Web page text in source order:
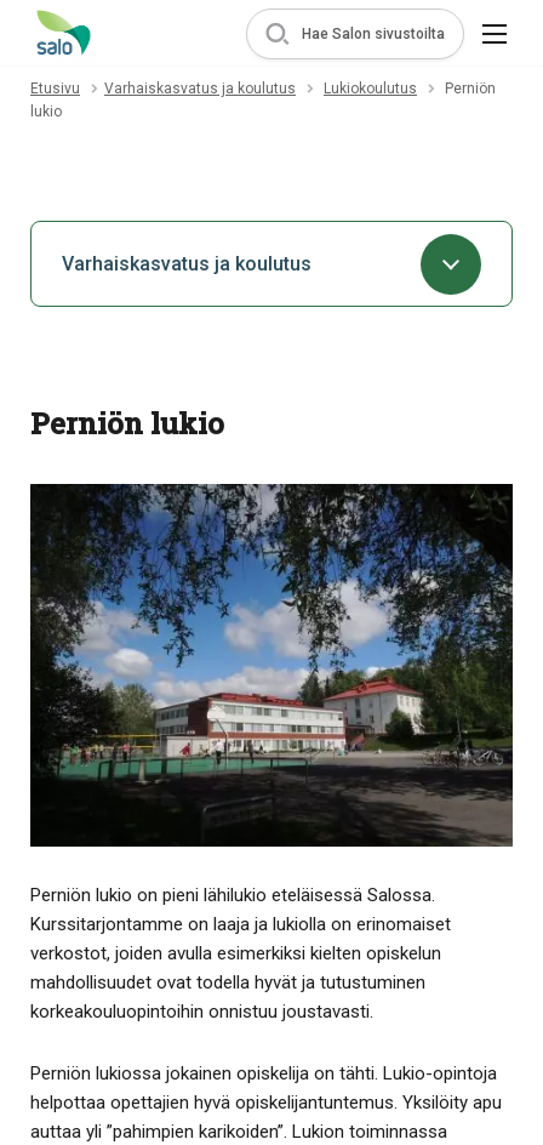
Hae Salon sivustoilta
Etusivu Varhaiskasvatus ja koulutus Lukiokoulutus
Perniön
lukio
Varhaiskasvatus ja koulutus
Perniön lukio
Perniön lukio on pieni lähilukio eteläisessä Salossa.
Kurssitarjontamme on laaja ja lukiolla on erinomaiset
verkostot, joiden avulla esimerkiksi kielten opiskelun
mahdollisuudet ovat todella hyvät ja tutustuminen
korkeakouluopintoihin onnistuu joustavasti.
Perniön lukiossa jokainen opiskelija on tähti. Lukio-opintoja
helpottaa opettajien hyvä opiskelijantuntemus. Yksilöity apu
auttaa yli ”pahimpien karikoiden”. Lukion toiminnassa